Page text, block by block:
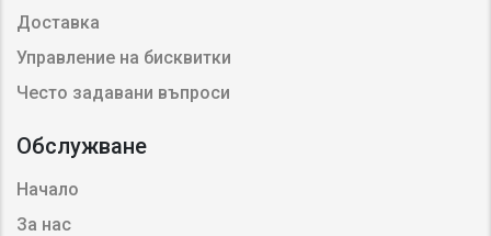
Доставка
Управление на бисквитки
Често задавани въпроси
Обслужване
Начало
За нас